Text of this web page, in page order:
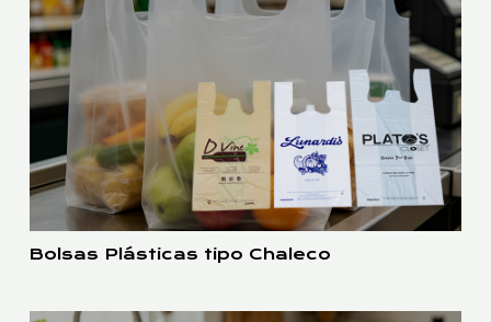
Bolsas Plásticas tipo Chaleco